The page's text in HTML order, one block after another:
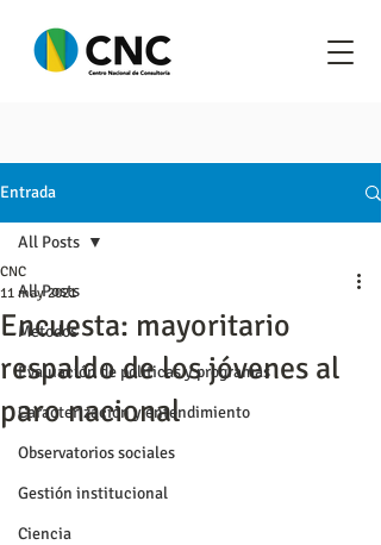
Entrada
All Posts
Metodos
Evaluación de políticas y programas
Caracterización y entendimiento
Observatorios sociales
Gestión institucional
Ciencia
All Posts
Encuesta: mayoritario
respaldo de los jóvenes al
paro nacional
CNC
11 may 2021